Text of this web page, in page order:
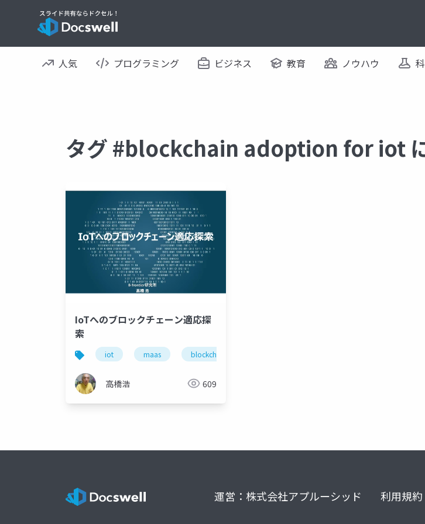
人気 プログラミング ビジネス 教育 ノウハウ
タグ #blockchain adoption for iot
IoTへのブロックチェーン適応探
索
iot maas blockchain
高橋浩 609
運営：株式会社アプルーシッド 利用規約